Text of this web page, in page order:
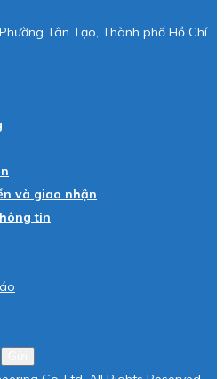
Tân Tạo, Thành phố Hồ Chí
và giao nhận
tin